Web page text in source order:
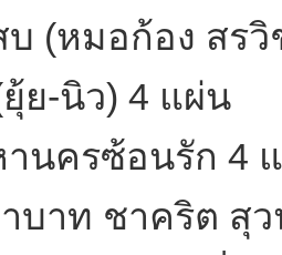
(หมอก้อง สร
ย-นิว) 4 แผ่น
านครซ้อนรัก 4
บาท ชาคริต สุ